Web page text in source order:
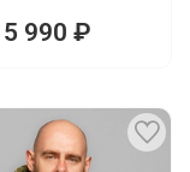
5 990 ₽